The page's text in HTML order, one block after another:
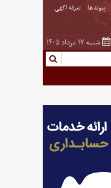
پیوندها تعرفه اگهی
شنبه ۱۷ مرداد ۱۴۰۵